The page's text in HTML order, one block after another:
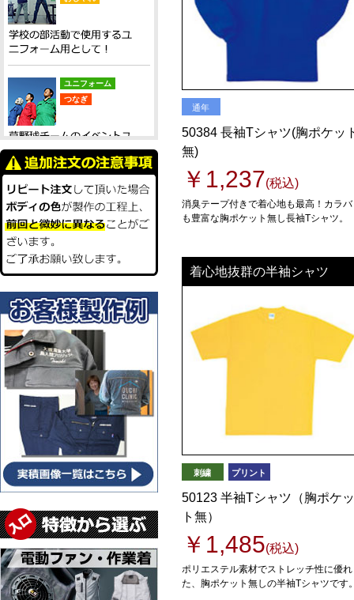
通年
50384 長袖Tシャツ(胸ポケッ
無)
￥1,237(税込)
消臭テープ付きで着心地も最高！カラ
も豊富な胸ポケット無し長袖Tシャツ。
着心地抜群の半袖シャツ
刺繍 プリント
50123 半袖Tシャツ（胸ポケッ
ト無）
￥1,485(税込)
ポリエステル素材でストレッチ性に優れ
た、胸ポケット無しの半袖Tシャツです
ユニフォーム
つなぎ
ユニフォーム
おしゃれ
名入れ
ユニフォーム
作業着
ユニフォーム
ユニフォーム